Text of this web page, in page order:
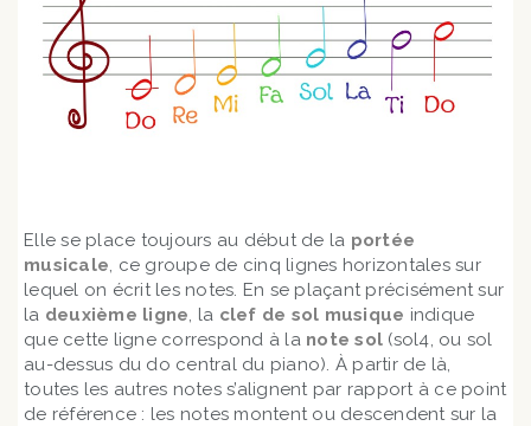
Elle se place toujours au début de la portée
musicale , ce groupe de cinq lignes horizontales sur
lequel on écrit les notes. En se plaçant précisément sur
la deuxième ligne , la clef de sol musique indique
que cette ligne correspond à la note sol (sol4, ou sol
au-dessus du do central du piano). À partir de là,
toutes les autres notes s’alignent par rapport à ce point
de référence : les notes montent ou descendent sur la